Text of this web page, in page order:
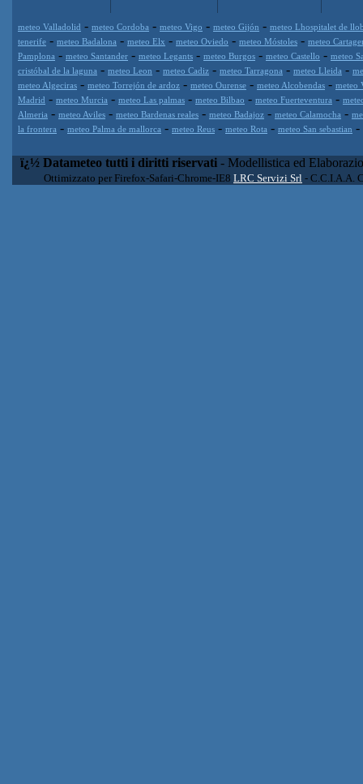
meteo Valladolid - meteo Cordoba - meteo Vigo - meteo Gijón - meteo Lhospitalet de
tenerife - meteo Badalona - meteo Elx - meteo Oviedo - meteo Móstoles - meteo
Pamplona - meteo Santander - meteo Legants - meteo Burgos - meteo Castello - meteo
cristóbal de la laguna - meteo Leon - meteo Cadiz - meteo Tarragona - meteo Lleida -
meteo Algeciras - meteo Torrejón de ardoz - meteo Ourense - meteo Alcobendas - meteo
Madrid - meteo Murcia - meteo Las palmas - meteo Bilbao - meteo Fuerteventura -
Almeria - meteo Aviles - meteo Bardenas reales - meteo Badajoz - meteo Calamocha -
la frontera - meteo Palma de mallorca - meteo Reus - meteo Rota - meteo San sebastian -
ï¿½ Datameteo tutti i diritti riservati - Modellistica ed
Ottimizzato per Firefox-Safari-Chrome-IE8 LRC Servizi Srl - C.C.I.A.A.